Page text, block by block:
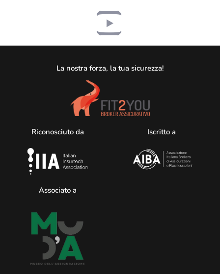
La nostra forza, la tua sicurezza!
Riconosciuto da Iscritto a
Associato a